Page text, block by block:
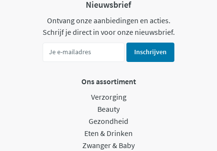
Nieuwsbrief
Ontvang onze aanbiedingen en acties.
Schrijf je direct in voor onze nieuwsbrief.
Inschrijven
Ons assortiment
Verzorging
Beauty
Gezondheid
Eten & Drinken
Zwanger & Baby